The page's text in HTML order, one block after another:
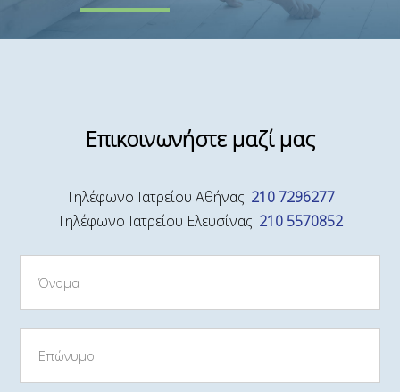
Επικοινωνήστε μαζί μας
Τηλέφωνο Ιατρείου Αθήνας: 210 7296277
Τηλέφωνο Ιατρείου Ελευσίνας: 210 5570852